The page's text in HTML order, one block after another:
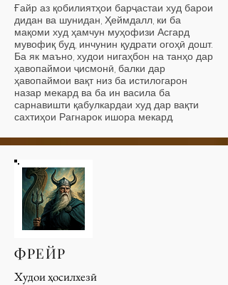
Ғайр аз қобилиятҳои барҷастаи худ барои
дидан ва шунидан, Ҳеймдалл, ки ба
мақоми худ ҳамчун муҳофизи Асгард
мувофиқ буд, инчунин қудрати огоҳӣ дошт.
Ба як маъно, худои нигаҳбон на танҳо дар
ҳавопаймои ҷисмонӣ, балки дар
ҳавопаймои вақт низ ба истилогарон
назар мекард ва ба ин васила ба
сарнавишти қабулкардаи худ дар вақти
сахтиҳои Рагнарок ишора мекард.
ФРЕЙР
Худои ҳосилхезӣ